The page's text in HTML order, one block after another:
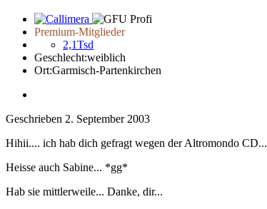
Premium-Mitglieder
2,1Tsd
Geschlecht:weiblich
Ort:Garmisch-Partenkirchen
Geschrieben 2. September 2003
Hihii.... ich hab dich gefragt wegen der Altromondo CD...
Heisse auch Sabine... *gg*
Hab sie mittlerweile... Danke, dir...